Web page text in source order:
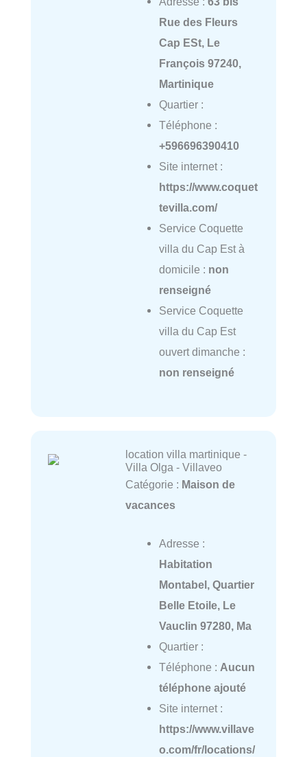
Rue des Fleurs
Cap ESt, Le
François 97240,
Martinique
Quartier :
Téléphone :
+596696390410
Site internet :
https://www.coquet
tevilla.com/
Service Coquette
villa du Cap Est à
domicile : non
renseigné
Service Coquette
villa du Cap Est
ouvert dimanche :
non renseigné
location villa martinique -
Villa Olga - Villaveo
Catégorie : Maison de
vacances
Adresse :
Habitation
Montabel, Quartier
Belle Etoile, Le
Vauclin 97280, Ma
Quartier :
Téléphone : Aucun
téléphone ajouté
Site internet :
https://www.villave
o.com/fr/locations/